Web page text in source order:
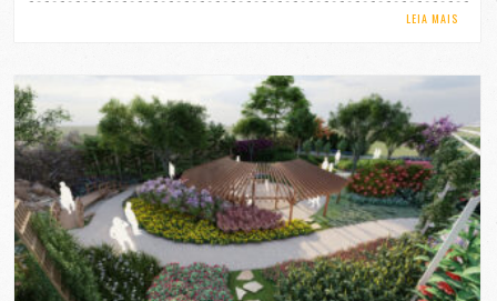
LEIA MAIS